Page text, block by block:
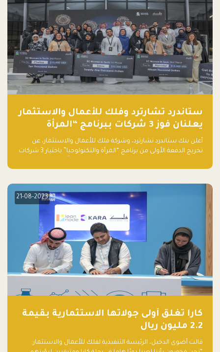
ستاندرد تشارترد وفلك للأعمال والاستثمار
يعلنان فوز 3 شركات ببرنامج “المرأة
والتكنولوجيا”
أعلن بنك ستاندرد تشارترد، وشركة فلك للأعمال والاستثمار، عن
تخريج الدفعة الأولى من برنامج “المرأة والتكنولوجيا” باختيار 3 شركات
الأعمال، اللواتي خضعن لبرنامج حاضنة مدته 8 أسابيع، أفكاراً مبتكرة
21-08-2023
كارا تغلق أولى جولاتها الاستثمارية بقيمة
2.2 مليون ريال
قالت أضوى الدخيل، الرئيسة التنفيذية لفلك للأعمال والاستثمار: